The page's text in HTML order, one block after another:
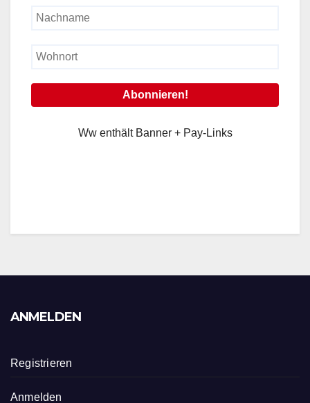
Ww enthält Banner + Pay-Links
ANMELDEN
Registrieren
Anmelden